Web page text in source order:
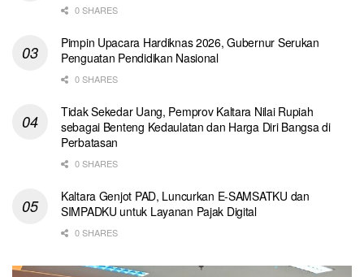
0 SHARES
Pimpin Upacara Hardiknas 2026, Gubernur Serukan
Penguatan Pendidikan Nasional
0 SHARES
Tidak Sekedar Uang, Pemprov Kaltara Nilai Rupiah
sebagai Benteng Kedaulatan dan Harga Diri Bangsa di
Perbatasan
0 SHARES
Kaltara Genjot PAD, Luncurkan E-SAMSATKU dan
SIMPADKU untuk Layanan Pajak Digital
0 SHARES